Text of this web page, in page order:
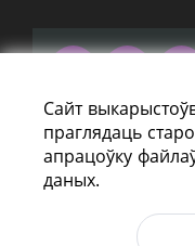
праспект
г. Мiнск,
Тэл.: (+375 17)
368 97 06
Эл. пошта:
Сайт
праглядаць
апрацоўку
даных.